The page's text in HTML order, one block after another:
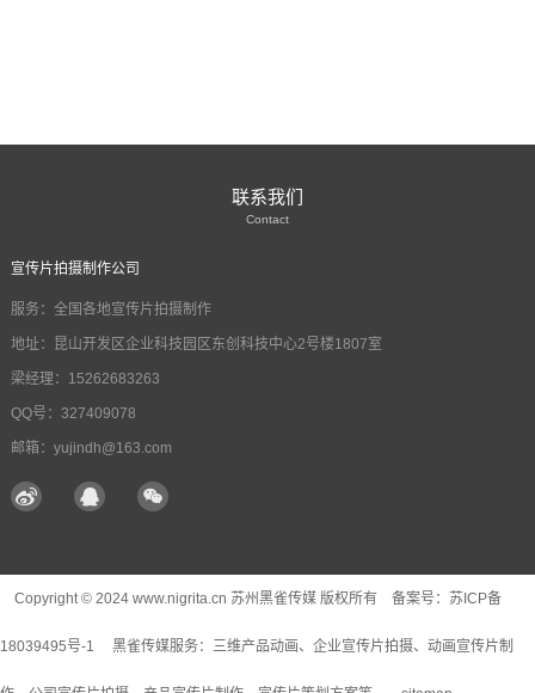
联系我们
Contact
宣传片拍摄制作公司
服务：全国各地宣传片拍摄制作
地址：昆山开发区企业科技园区东创科技中心2号楼1807室
梁经理：15262683263
QQ号：327409078
邮箱：yujindh@163.com
Copyright © 2024 www.nigrita.cn 苏州黑雀传媒 版权所有 备案号： 苏ICP备
18039495号-1 黑雀传媒服务： 三维产品动画、企业宣传片拍摄、动画宣传片制